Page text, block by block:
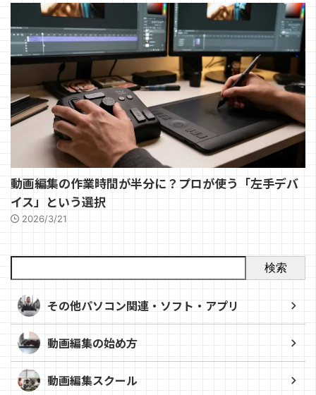
動画編集の作業時間が半分に？プロが使う「左手デバ
イス」という選択
2026/3/21
検索
その他パソコン関連・ソフト・アプリ
動画編集の始め方
動画編集スクール